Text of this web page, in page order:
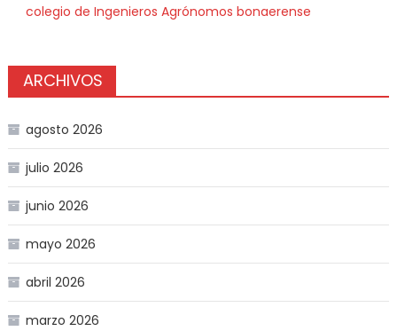
colegio de Ingenieros Agrónomos bonaerense
ARCHIVOS
agosto 2026
julio 2026
junio 2026
mayo 2026
abril 2026
marzo 2026